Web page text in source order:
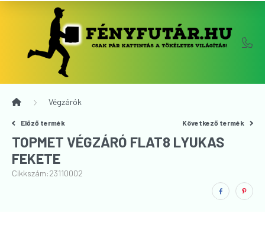
Végzárók
Előző termék Következő termék
TOPMET VÉGZÁRÓ FLAT8 LYUKAS
FEKETE
Cikkszám:23110002